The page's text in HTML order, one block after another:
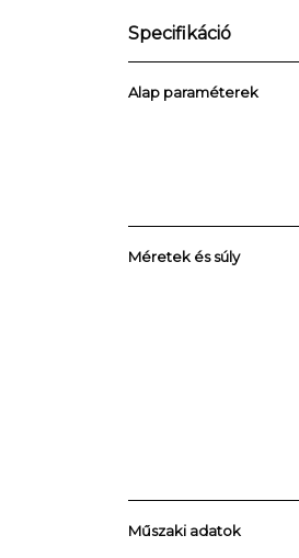
Specifikáció
Alap paraméterek
Méretek és súly
Műszaki adatok